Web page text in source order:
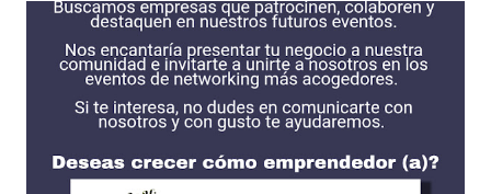
Haciendo todo el esfuerzo posible podrias encontrar
alguna intitucion que acceda a tus necesidades. Algunas de
las instituciones se encuentran en esta lista, son las que
tienen mas las becas para estudiantes internacionales. Cada
solicitud y requisitos. Es recomendable obtener su solicitud